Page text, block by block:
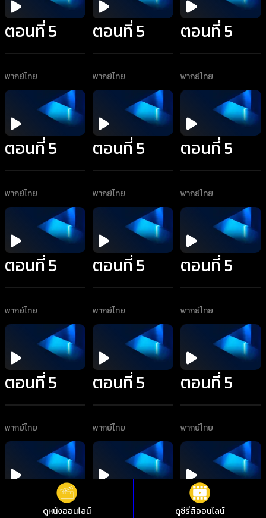
ตอนที่ 5
พากย์ไทย
ตอนที่ 5
พากย์ไทย
ตอนที่ 5
พากย์ไทย
ตอนที่ 5
พากย์ไทย
ตอนที่ 5
พากย์ไทย
ตอนที่ 5
พากย์ไทย
ตอนที่ 5
พากย์ไทย
ตอนที่ 5
พากย์ไทย
ตอนที่ 5
พากย์ไทย
ตอนที่ 5
พากย์ไทย
ตอนที่ 5
พากย์ไทย
ตอนที่ 5
พากย์ไทย
ตอนที่ 5 ตอนที่ 6
ดูหนังออนไลน์ ดูซีรี่ส์ออนไลน์